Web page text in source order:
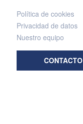
Política de cookies
Privacidad de datos
Nuestro equipo
CONTACTO